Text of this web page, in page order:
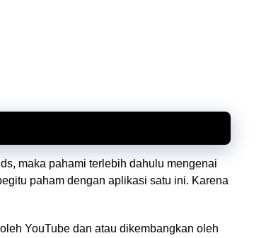
maka pahami terlebih dahulu mengenai
paham dengan aplikasi satu ini. Karena
YouTube dan atau dikembangkan oleh